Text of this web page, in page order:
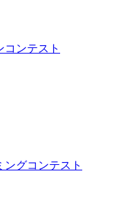
ンテスト
グコンテスト